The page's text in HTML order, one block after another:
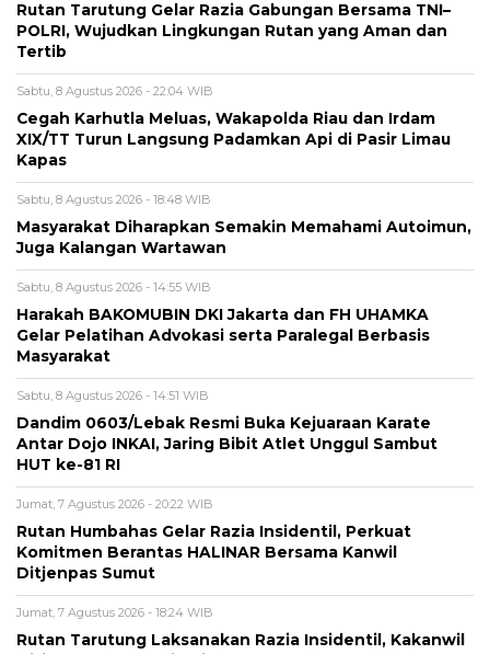
Rutan Tarutung Gelar Razia Gabungan Bersama TNI–
POLRI, Wujudkan Lingkungan Rutan yang Aman dan
Tertib
Sabtu, 8 Agustus 2026 - 22:04 WIB
Cegah Karhutla Meluas, Wakapolda Riau dan Irdam
XIX/TT Turun Langsung Padamkan Api di Pasir Limau
Kapas
Sabtu, 8 Agustus 2026 - 18:48 WIB
Masyarakat Diharapkan Semakin Memahami Autoimun,
Juga Kalangan Wartawan
Sabtu, 8 Agustus 2026 - 14:55 WIB
Harakah BAKOMUBIN DKI Jakarta dan FH UHAMKA
Gelar Pelatihan Advokasi serta Paralegal Berbasis
Masyarakat
Sabtu, 8 Agustus 2026 - 14:51 WIB
Dandim 0603/Lebak Resmi Buka Kejuaraan Karate
Antar Dojo INKAI, Jaring Bibit Atlet Unggul Sambut
HUT ke-81 RI
Jumat, 7 Agustus 2026 - 20:22 WIB
Rutan Humbahas Gelar Razia Insidentil, Perkuat
Komitmen Berantas HALINAR Bersama Kanwil
Ditjenpas Sumut
Jumat, 7 Agustus 2026 - 18:24 WIB
Rutan Tarutung Laksanakan Razia Insidentil, Kakanwil